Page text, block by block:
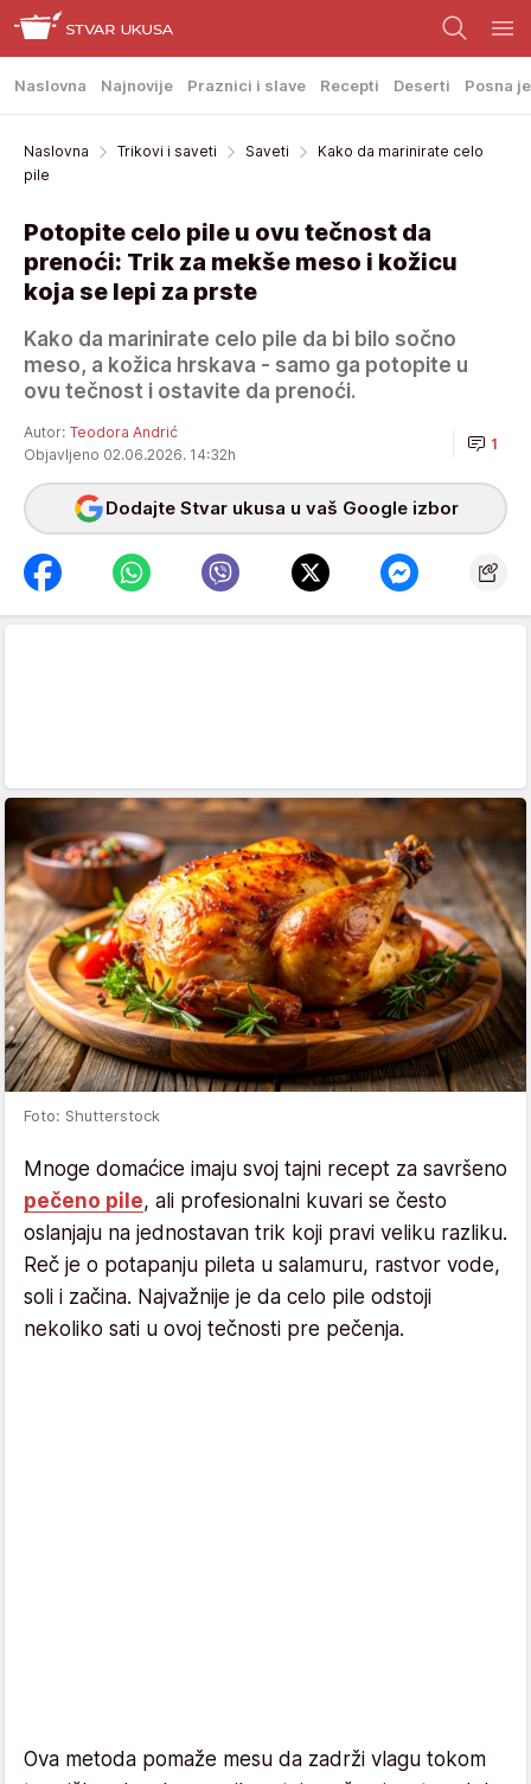
Naslovna Najnovije Praznici i slave Recepti Deserti Posna
Naslovna Trikovi i saveti Saveti
Kako da marinirate celo
pile
Potopite celo pile u ovu tečnost da
prenoći: Trik za mekše meso i kožicu
koja se lepi za prste
Kako da marinirate celo pile da bi bilo sočno
meso, a kožica hrskava - samo ga potopite u
ovu tečnost i ostavite da prenoći.
Autor: Teodora Andrić
Objavljeno 02.06.2026. 14:32h
1
Dodajte Stvar ukusa u vaš Google izbor
Foto: Shutterstock
Mnoge domaćice imaju svoj tajni recept za savršeno
pečeno pile, ali profesionalni kuvari se često
oslanjaju na jednostavan trik koji pravi veliku razliku.
Reč je o potapanju pileta u salamuru, rastvor vode,
soli i začina. Najvažnije je da celo pile odstoji
nekoliko sati u ovoj tečnosti pre pečenja.
Ova metoda pomaže mesu da zadrži vlagu tokom